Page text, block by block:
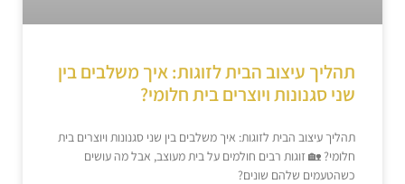
תהליך עיצוב הבית לזוגות: איך משלבים בין
שני סגנונות ויוצרים בית חלומי?
תהליך עיצוב הבית לזוגות: איך משלבים בין שני סגנונות ויוצרים בית
חלומי? 🏡 זוגות רבים חולמים על בית מעוצב, אבל מה עושים
כשהטעמים שלהם שונים?